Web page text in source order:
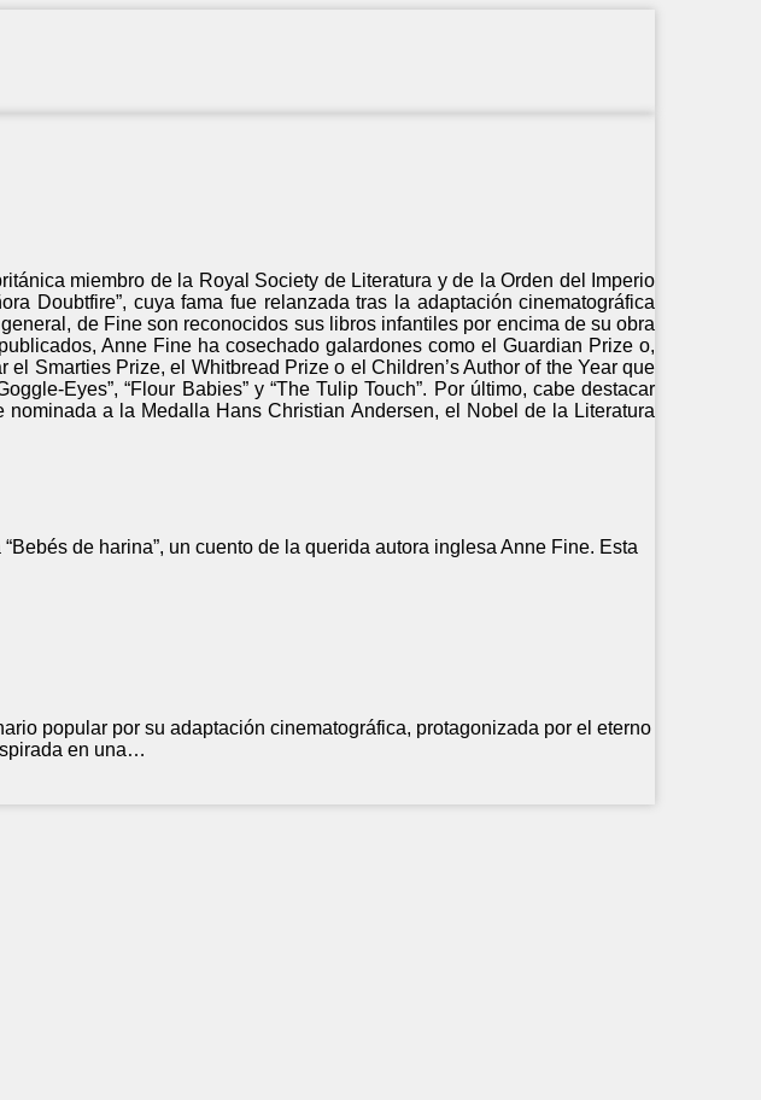
miembro de la Royal Society de Literatura y de la Orden del Imperio
Doubtfire”, cuya fama fue relanzada tras la adaptación cinematográfica
de Fine son reconocidos sus libros infantiles por encima de su obra
Anne Fine ha cosechado galardones como el Guardian Prize o,
Smarties Prize, el Whitbread Prize o el Children’s Author of the Year que
Eyes”, “Flour Babies” y “The Tulip Touch”. Por último, cabe destacar
a la Medalla Hans Christian Andersen, el Nobel de la Literatura
de harina”, un cuento de la querida autora inglesa Anne Fine. Esta
popular por su adaptación cinematográfica, protagonizada por el eterno
en una…